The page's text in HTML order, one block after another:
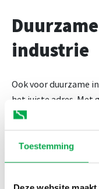
Toestemming
industrie
Ook voor duurzame
het juiste adres. Met
logistieke
verantwoord
gecombineerd met
maakt ons tot een